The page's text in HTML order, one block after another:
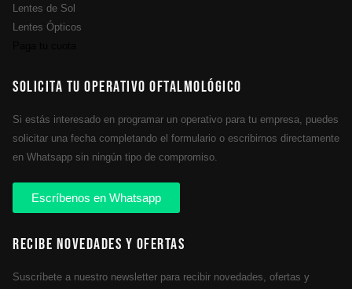
Lentes de Sol
Lentes Ópticos
Solicita tu operativo oftalmológico
Si estás interesado en programar un operativo para tu empresa, puedes
solicitar una fecha completando el formulario o escribirnos directamente
en Whatsapp sin ningún tipo de compromiso.
Escríbenos en Whatsapp
Recibe novedades y ofertas
Suscríbete a nuestro newsletter para recibir novedades, ofertas y